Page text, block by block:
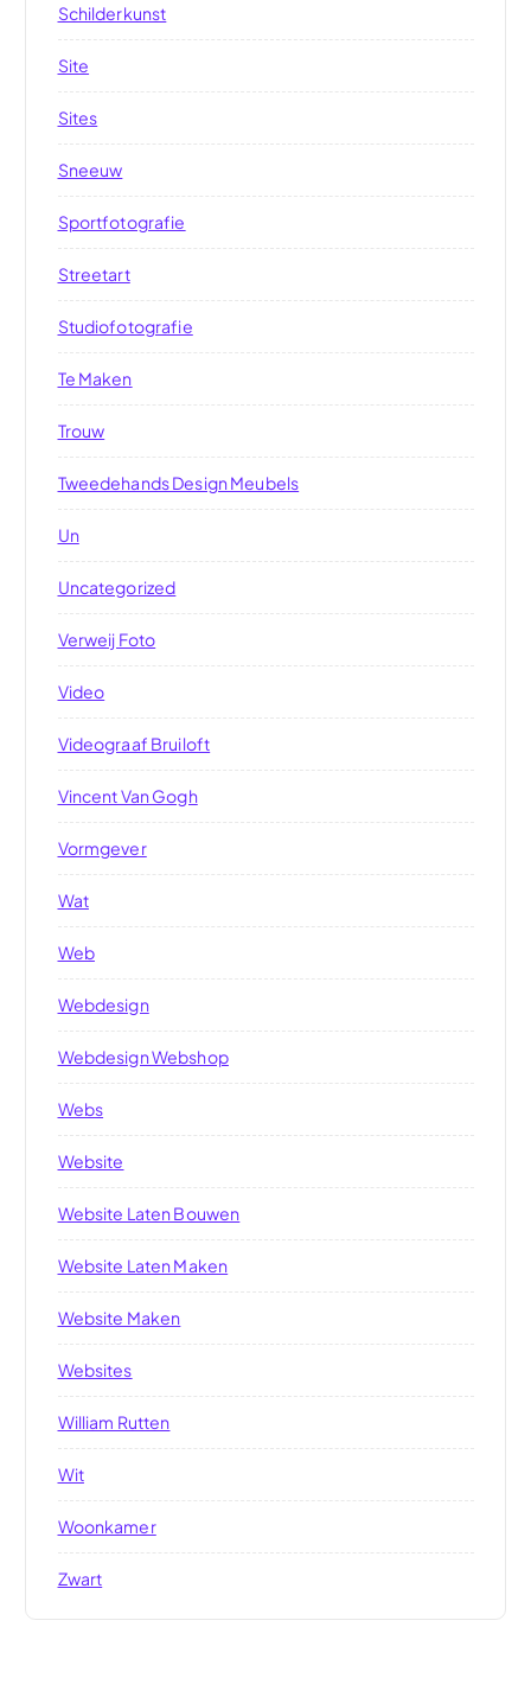
Schilderkunst
Site
Sites
Sneeuw
Sportfotografie
Streetart
Studiofotografie
Te Maken
Trouw
Tweedehands Design Meubels
Un
Uncategorized
Verweij Foto
Video
Videograaf Bruiloft
Vincent Van Gogh
Vormgever
Wat
Web
Webdesign
Webdesign Webshop
Webs
Website
Website Laten Bouwen
Website Laten Maken
Website Maken
Websites
William Rutten
Wit
Woonkamer
Zwart